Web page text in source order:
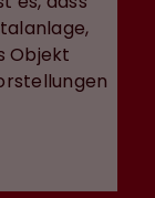
Objekt